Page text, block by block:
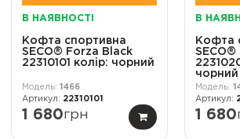
В НАЯВНОСТІ
Кофта спортивна
SECO® Forza Black
22310101 колiр: чорний
1466
22310101
1 680грн
В
Кофта
чорний
1 680